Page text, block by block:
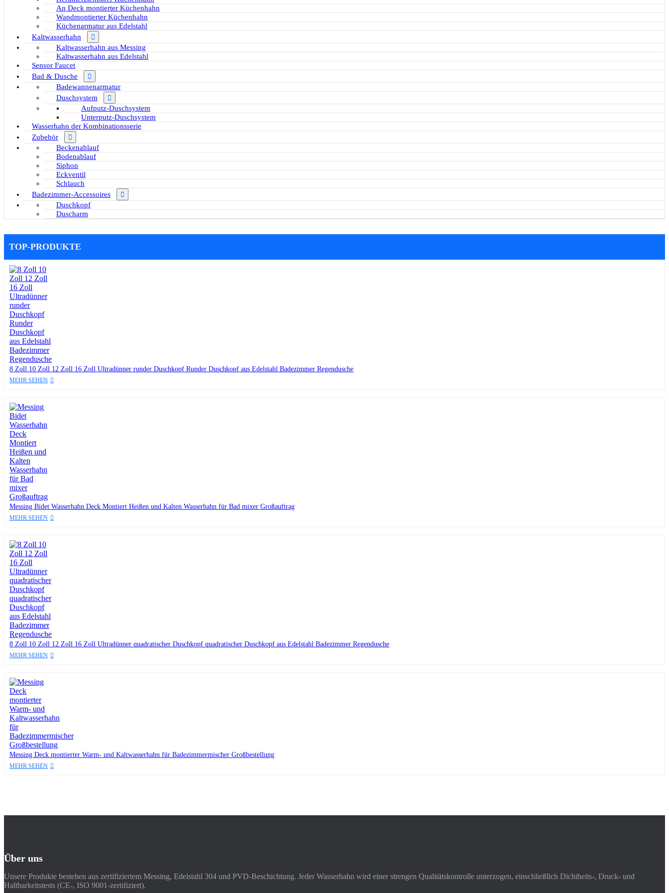
An Deck montierter Küchenhahn
Wandmontierter Küchenhahn
Küchenarmatur aus Edelstahl
Kaltwasserhahn
Kaltwasserhahn aus Messing
Kaltwasserhahn aus Edelstahl
Sensor Faucet
Bad & Dusche
Badewannenarmatur
Duschsystem
Aufputz-Duschsystem
Unterputz-Duschsystem
Wasserhahn der Kombinationsserie
Zubehör
Beckenablauf
Bodenablauf
Siphon
Eckventil
Schlauch
Badezimmer-Accessoires
Duschkopf
Duscharm
TOP-PRODUKTE
8 Zoll 10 Zoll 12 Zoll 16 Zoll Ultradünner runder Duschkopf Runder Duschkopf aus Edelstahl Badezimmer Regendusche
MEHR SEHEN
Messing Bidet Wasserhahn Deck Montiert Heißen und Kalten Wasserhahn für Bad mixer Großauftrag
MEHR SEHEN
8 Zoll 10 Zoll 12 Zoll 16 Zoll Ultradünner quadratischer Duschkopf quadratischer Duschkopf aus Edelstahl Badezimmer Regendusche
MEHR SEHEN
Messing Deck montierter Warm- und Kaltwasserhahn für Badezimmermischer Großbestellung
MEHR SEHEN
Über uns
Unsere Produkte bestehen aus zertifiziertem Messing, Edelstahl 304 und PVD-Beschichtung. Jeder Wasserhahn wird einer strengen Qualitätskontrolle unterzogen, einschließlich Dichtheits-, Druck- und
Haltbarkeitstests (CE-, ISO 9001-zertifiziert).